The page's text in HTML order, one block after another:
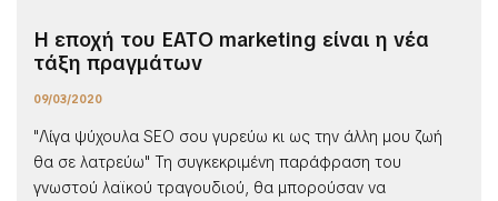
Η εποχή του ΕΑΤO marketing είναι η νέα
τάξη πραγμάτων
09/03/2020
"Λίγα ψύχουλα SEO σου γυρεύω κι ως την άλλη μου ζωή
θα σε λατρεύω" Τη συγκεκριμένη παράφραση του
γνωστού λαϊκού τραγουδιού, θα μπορούσαν να